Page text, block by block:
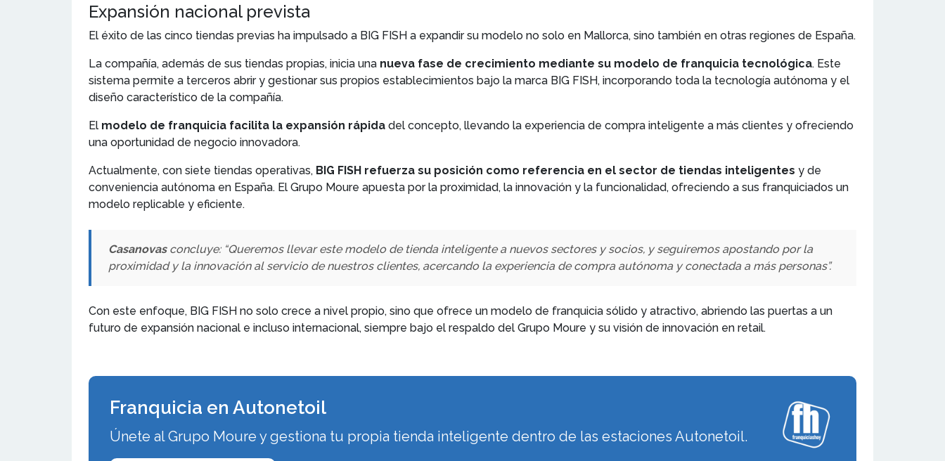
Expansión nacional prevista
El éxito de las cinco tiendas previas ha impulsado a BIG FISH a expandir su modelo no solo en Mallorca, sino también en otras regiones de España.
La compañía, además de sus tiendas propias, inicia una nueva fase de crecimiento mediante su modelo de franquicia tecnológica. Este
sistema permite a terceros abrir y gestionar sus propios establecimientos bajo la marca BIG FISH, incorporando toda la tecnología autónoma y el
diseño característico de la compañía.
El modelo de franquicia facilita la expansión rápida del concepto, llevando la experiencia de compra inteligente a más clientes y ofreciendo
una oportunidad de negocio innovadora.
Actualmente, con siete tiendas operativas, BIG FISH refuerza su posición como referencia en el sector de tiendas inteligentes y de
conveniencia autónoma en España. El Grupo Moure apuesta por la proximidad, la innovación y la funcionalidad, ofreciendo a sus franquiciados un
modelo replicable y eficiente.
Casanovasconcluye: “Queremos llevar este modelo de tienda inteligente a nuevos sectores y socios, y seguiremos apostando por la
proximidad y la innovación al servicio de nuestros clientes, acercando la experiencia de compra autónoma y conectada a más personas”.
Con este enfoque, BIG FISH no solo crece a nivel propio, sino que ofrece un modelo de franquicia sólido y atractivo, abriendo las puertas a un
futuro de expansión nacional e incluso internacional, siempre bajo el respaldo del Grupo Moure y su visión de innovación en retail.
Franquicia en Autonetoil
Únete al Grupo Moure y gestiona tu propia tienda inteligente dentro de las estaciones Autonetoil.